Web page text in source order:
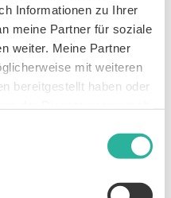
Informationen zu Ihrer
meine Partner für soziale
weiter. Meine Partner
mit weiteren
bereitgestellt haben oder
und
und
Reize. Unter